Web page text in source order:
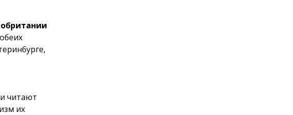
читают
их